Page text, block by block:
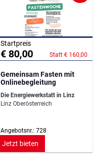
Startpreis
€ 80,00 Statt € 160,00
Gemeinsam Fasten mit
Onlinebegleitung
Die Energiewerkstatt in Linz
Linz Oberösterreich
Angebotsnr.: 728
Jetzt bieten